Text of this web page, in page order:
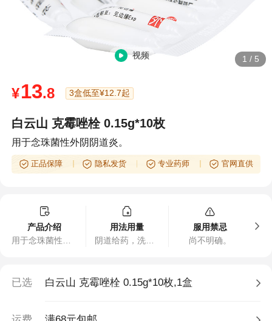
1 / 5
视频
¥13.8 3盒低至¥12.7起
白云山 克霉唑栓 0.15g*10枚
用于念珠菌性外阴阴道炎。
正品保障 隐私发货 专业药师 官网直供
产品介绍
用于念珠菌性外阴阴道炎。
用法用量
阴道给药，洗净后将栓剂置于阴道深处。每晚1次，一次1粒。连续7日为一疗程。
服用禁忌
尚不明确。
已选 白云山 克霉唑栓 0.15g*10枚,1盒